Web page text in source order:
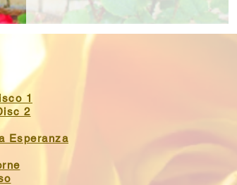
1
isc 2
Esperanza​